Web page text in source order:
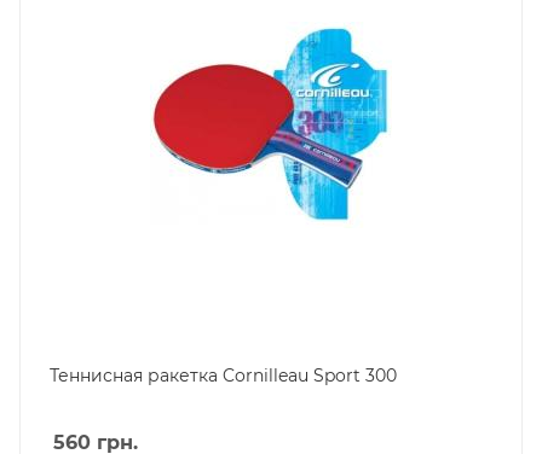
Теннисная ракетка Cornilleau Sport 300
560 грн.